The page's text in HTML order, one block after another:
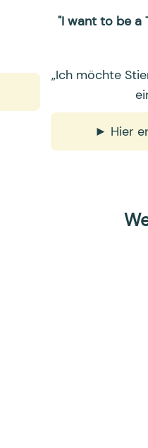
"I want to be a
„Ich möchte
► Hier